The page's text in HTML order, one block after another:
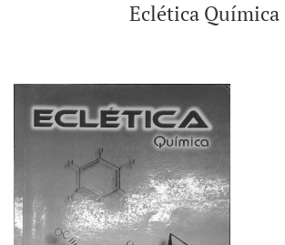
Eclética Química